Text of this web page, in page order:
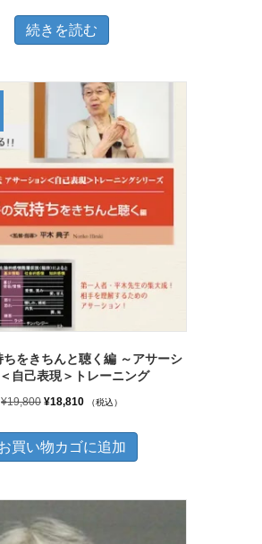
で
ま
す
続きを読む
ちをきちんと聴く編 ～アサーシ
自己表現＞トレーニング
¥19,800 元
価
格
で
¥18,810現
の
価
（税込）
買い物カゴに追加